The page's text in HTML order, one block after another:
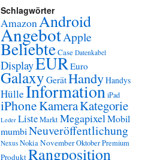
Schlagwörter
AmazonAndroid
AngebotApple
BeliebteCase Datenkabel
DisplayEUREuro
Galaxy GerätHandyHandys
HülleInformationiPad
iPhoneKameraKategorie
Leder ListeMarktMegapixelMobil
mumbiNeuveröffentlichung
Nexus NokiaNovemberOktoberPremium
ProduktRangposition